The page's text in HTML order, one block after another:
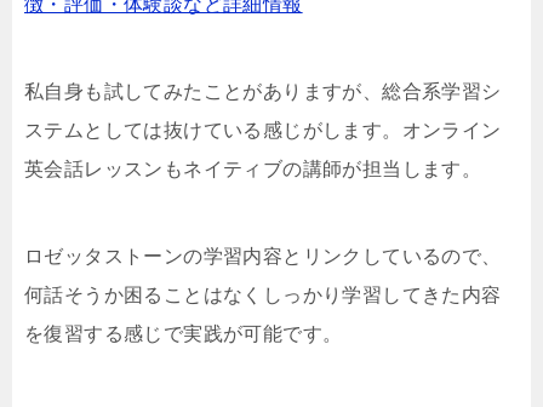
私自身も試してみたことがありますが、総合系学習シ
ステムとしては抜けている感じがします。オンライン
英会話レッスンもネイティブの講師が担当します。
ロゼッタストーンの学習内容とリンクしているので、
何話そうか困ることはなくしっかり学習してきた内容
を復習する感じで実践が可能です。